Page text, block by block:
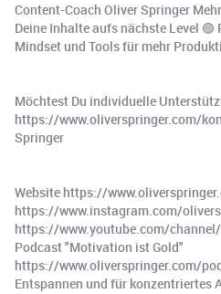
Content-Coach Oliver Springer
Deine Inhalte aufs nächste Level
Mindset und Tools für mehr
Möchtest Du individuelle
https://www.oliverspringer.com/
Springer
Website https://
https://www.instagram.com/
https://www.youtube.com/channel/
Podcast "Motivation ist Gold"
https://www.oliverspringer.com/
Entspannen und für konzentriertes